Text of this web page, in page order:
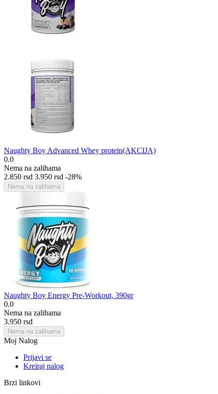
Naughty Boy Advanced Whey protein(AKCIJA)
0.0
Nema na zalihama
2.850 rsd 3.950 rsd -28%
Nema na zalihama
Naughty Boy Energy Pre-Workout, 390gr
0.0
Nema na zalihama
3.950 rsd
Nema na zalihama
Moj Nalog
Prijavi se
Kreiraj nalog
Brzi linkovi